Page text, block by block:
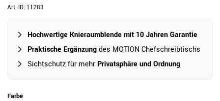
Art.-ID: 11283
Hochwertige Knieraumblende mit 10 Jahren Garantie
Praktische Ergänzungdes MOTION Chefschreibtischs
Sichtschutz für mehr Privatsphäre und Ordnung
Farbe